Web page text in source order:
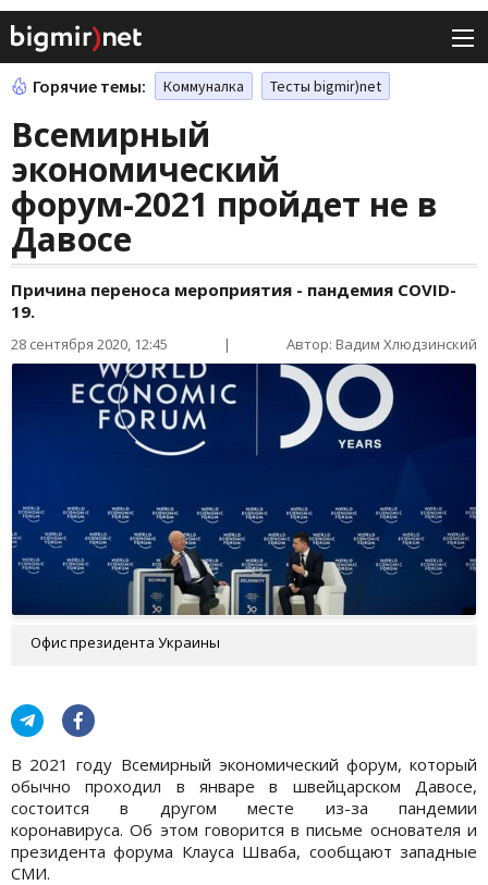
Горячие темы: Коммуналка Тесты bigmir)net
Всемирный
экономический
форум-2021 пройдет не в
Давосе
Причина переноса мероприятия - пандемия COVID-
19.
28 сентября 2020, 12:45 | Автор: Вадим Хлюдзинский
Офис президента Украины
В 2021 году Всемирный экономический форум, который
обычно проходил в январе в швейцарском Давосе,
состоится в другом месте из-за пандемии
коронавируса. Об этом говорится в письме основателя и
президента форума Клауса Шваба, сообщают западные
СМИ.